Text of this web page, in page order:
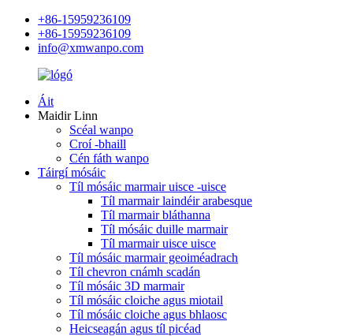
+86-15959236109
+86-15959236109
info@xmwanpo.com
Áit
Maidir Linn
Scéal wanpo
Croí -bhaill
Cén fáth wanpo
Táirgí mósáic
Tíl mósáic marmair uisce -uisce
Tíl marmair laindéir arabesque
Tíl marmair bláthanna
Tíl mósáic duille marmair
Tíl marmair uisce uisce
Tíl mósáic marmair geoiméadrach
Tíl chevron cnámh scadán
Tíl mósáic 3D marmair
Tíl mósáic cloiche agus miotail
Tíl mósáic cloiche agus bhlaosc
Heicseagán agus tíl picéad